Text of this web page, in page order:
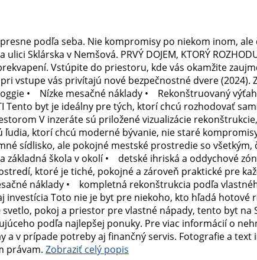
podľa seba. Nie kompromisy po niekom inom, ale
Sklárska v Nemšová. PRVÝ DOJEM, KTORÝ
Vstúpite do priestoru, kde vás okamžite
vstupe vás privítajú nové bezpečnostné dvere (2024).
• Nízke mesačné náklady • Rekonštruovaný
Tento byt je ideálny pre tých, ktorí chcú rozhodovať
V inzeráte sú priložené vizualizácie
ktorí chcú moderné bývanie, nie staré kompromisy.
sídlisko, ale pokojné mestské prostredie so
škola v okolí • detské ihriská a oddychové
ktoré je tiché, pokojné a zároveň praktické pre
náklady • kompletná rekonštrukcia podľa
Toto nie je byt pre niekoho, kto hľadá
pokoj a priestor pre vlastné nápady, tento byt na
podľa najlepšej ponuky. Pre viac informácií o
v prípade potreby aj finančný servis. Fotografie a
právam. Zobraziť celý popis